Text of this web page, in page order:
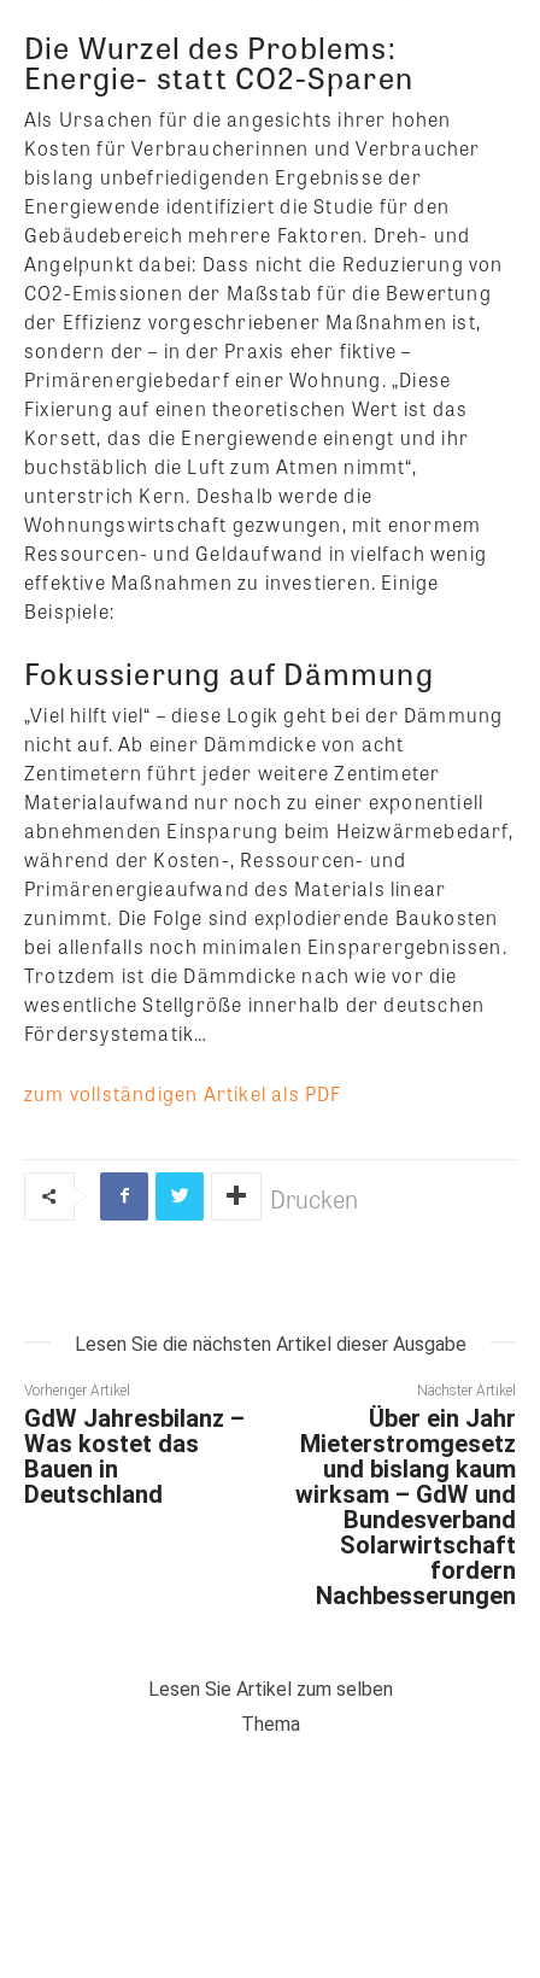
Die Wurzel des Problems:
Energie- statt CO2-Sparen
Als Ursachen für die angesichts ihrer hohen
Kosten für Verbraucherinnen und Verbraucher
bislang unbefriedigenden Ergebnisse der
Energiewende identifiziert die Studie für den
Gebäudebereich mehrere Faktoren. Dreh- und
Angelpunkt dabei: Dass nicht die Reduzierung von
CO2-Emissionen der Maßstab für die Bewertung
der Effizienz vorgeschriebener Maßnahmen ist,
sondern der – in der Praxis eher fiktive –
Primärenergiebedarf einer Wohnung. „Diese
Fixierung auf einen theoretischen Wert ist das
Korsett, das die Energiewende einengt und ihr
buchstäblich die Luft zum Atmen nimmt“,
unterstrich Kern. Deshalb werde die
Wohnungswirtschaft gezwungen, mit enormem
Ressourcen- und Geldaufwand in vielfach wenig
effektive Maßnahmen zu investieren. Einige
Beispiele:
Fokussierung auf Dämmung
„Viel hilft viel“ – diese Logik geht bei der Dämmung
nicht auf. Ab einer Dämmdicke von acht
Zentimetern führt jeder weitere Zentimeter
Materialaufwand nur noch zu einer exponentiell
abnehmenden Einsparung beim Heizwärmebedarf,
während der Kosten-, Ressourcen- und
Primärenergieaufwand des Materials linear
zunimmt. Die Folge sind explodierende Baukosten
bei allenfalls noch minimalen Einsparergebnissen.
Trotzdem ist die Dämmdicke nach wie vor die
wesentliche Stellgröße innerhalb der deutschen
Fördersystematik…
zum vollständigen Artikel als PDF
Drucken
Lesen Sie die nächsten Artikel dieser Ausgabe
Vorheriger Artikel
GdW Jahresbilanz –
Was kostet das
Bauen in
Deutschland
Nächster Artikel
Über ein Jahr
Mieterstromgesetz
und bislang kaum
wirksam – GdW und
Bundesverband
Solarwirtschaft
fordern
Nachbesserungen
Lesen Sie Artikel zum selben
Thema